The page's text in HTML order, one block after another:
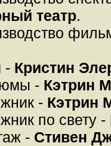
театр.
- Кристин
- Кэтрин
- Кэтрин
по свету -
- Стивен